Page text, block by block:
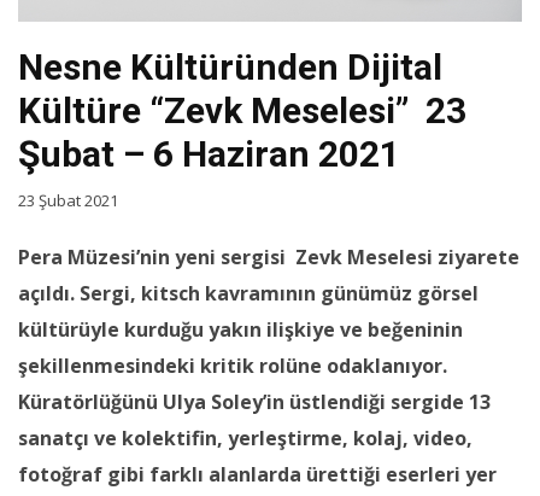
Nesne Kültüründen Dijital
Kültüre “Zevk Meselesi” 23
Şubat – 6 Haziran 2021
23 Şubat 2021
Pera Müzesi’nin yeni sergisi Zevk Meselesi ziyarete
açıldı. Sergi, kitsch kavramının günümüz görsel
kültürüyle kurduğu yakın ilişkiye ve beğeninin
şekillenmesindeki kritik rolüne odaklanıyor.
Küratörlüğünü Ulya Soley’in üstlendiği sergide 13
sanatçı ve kolektifin, yerleştirme, kolaj, video,
fotoğraf gibi farklı alanlarda ürettiği eserleri yer